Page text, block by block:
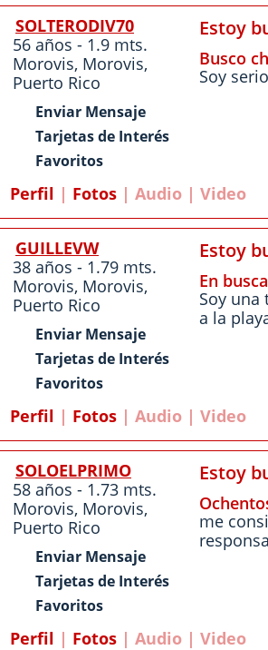
SOLTERODIV70
56 años - 1.9 mts.
Morovis, Morovis,
Puerto Rico
Enviar Mensaje
Tarjetas de Interés
Favoritos
Estoy
Busco
Soy
Perfil | Fotos | Audio | Video
GUILLEVW
38 años - 1.79 mts.
Morovis, Morovis,
Puerto Rico
Enviar Mensaje
Tarjetas de Interés
Favoritos
Estoy
En
Soy una
a la
Perfil | Fotos | Audio | Video
SOLOELPRIMO
58 años - 1.73 mts.
Morovis, Morovis,
Puerto Rico
Enviar Mensaje
Tarjetas de Interés
Favoritos
Estoy
me
Perfil | Fotos | Audio | Video